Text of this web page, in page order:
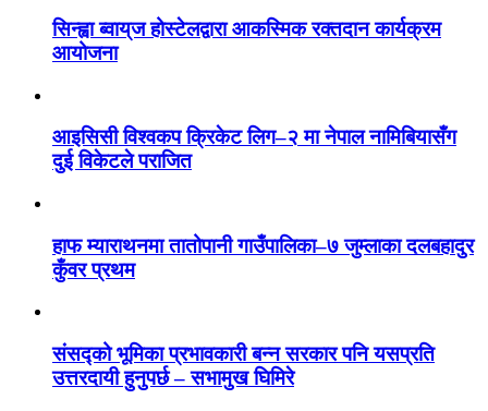
सिन्ह्वा ब्वाय्‌ज होस्टेलद्वारा आकस्मिक रक्तदान कार्यक्रम
आयोजना
आइसिसी विश्वकप क्रिकेट लिग–२ मा नेपाल नामिबियासँग
दुई विकेटले पराजित
हाफ म्याराथनमा तातोपानी गाउँपालिका–७ जुम्लाका दलबहादुर
कुँवर प्रथम
संसद्को भूमिका प्रभावकारी बन्न सरकार पनि यसप्रति
उत्तरदायी हुनुपर्छ – सभामुख घिमिरे